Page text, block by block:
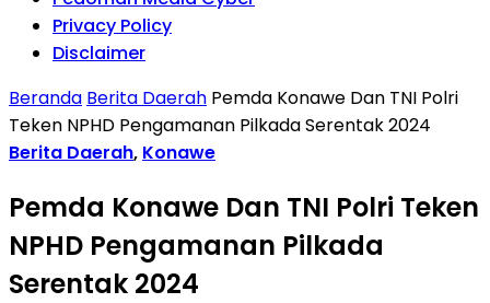
Privacy Policy
Disclaimer
Beranda Berita Daerah Pemda Konawe Dan TNI Polri
Teken NPHD Pengamanan Pilkada Serentak 2024
Berita Daerah, Konawe
Pemda Konawe Dan TNI Polri Teken
NPHD Pengamanan Pilkada
Serentak 2024